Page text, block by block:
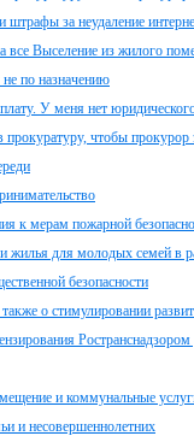
за неудаление
все Выселение из жилого
по назначению
У меня нет
чтобы прокурор
к мерам пожарной
жилья для молодых семей в
безопасности
о стимулировании
и коммунальные
и несовершеннолетних